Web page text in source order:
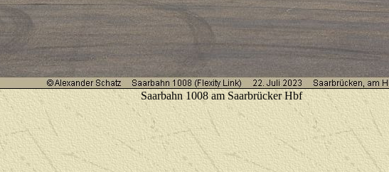
Saarbahn 1008 am Saarbrücker Hbf